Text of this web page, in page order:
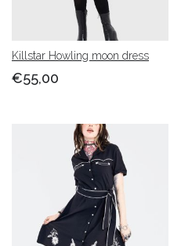
Killstar Howling moon dress
€55,00